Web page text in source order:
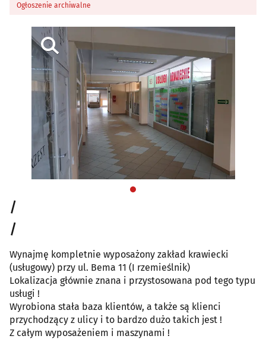
Ogłoszenie archiwalne
/
/
Wynajmę kompletnie wyposażony zakład krawiecki
(usługowy) przy ul. Bema 11 (I rzemieślnik)
Lokalizacja głównie znana i przystosowana pod tego typu
usługi !
Wyrobiona stała baza klientów, a także są klienci
przychodzący z ulicy i to bardzo dużo takich jest !
Z całym wyposażeniem i maszynami !